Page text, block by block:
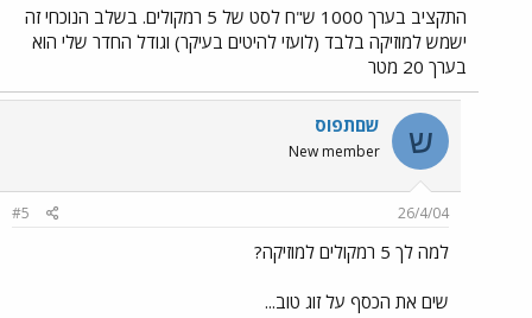
התקציב בערך 1000 ש"ח לסט של 5 רמקולים. בשלב הנוכחי זה
ישמש למוזיקה בלבד (לועזי להיטים בעיקר) וגודל החדר שלי הוא
בערך 20 מטר
ש שםתפוס
New member
26/4/04
#5
למה לך 5 רמקולים למוזיקה?
שים את הכסף על זוג טוב...